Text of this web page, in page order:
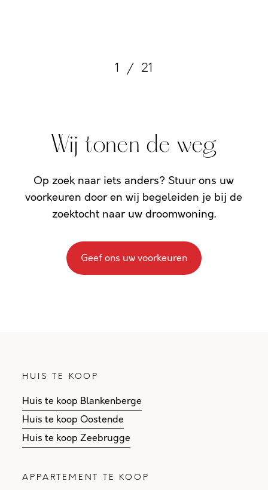
1 / 21
Wij tonen de weg
Op zoek naar iets anders? Stuur ons uw
voorkeuren door en wij begeleiden je bij de
zoektocht naar uw droomwoning.
Geef ons uw voorkeuren
HUIS TE KOOP
Huis te koop Blankenberge
Huis te koop Oostende
Huis te koop Zeebrugge
APPARTEMENT TE KOOP